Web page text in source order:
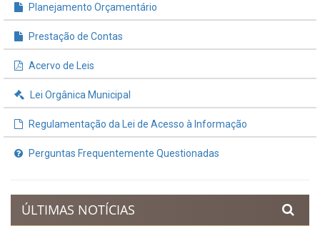
Planejamento Orçamentário
Prestação de Contas
Acervo de Leis
Lei Orgânica Municipal
Regulamentação da Lei de Acesso à Informação
Perguntas Frequentemente Questionadas
ÚLTIMAS NOTÍCIAS